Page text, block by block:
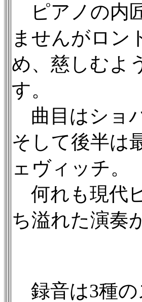
ピアノの内
ませんがロン
め、慈しむよ
す。
曲目はショ
そして後半は
ェヴィッチ。
何れも現代
ち溢れた演奏
録音は3種の